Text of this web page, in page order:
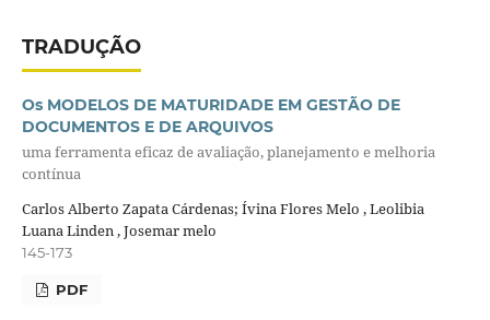
TRADUÇÃO
Os MODELOS DE MATURIDADE EM GESTÃO DE
DOCUMENTOS E DE ARQUIVOS
uma ferramenta eficaz de avaliação, planejamento e melhoria
contínua
Carlos Alberto Zapata Cárdenas; Ívina Flores Melo , Leolibia
Luana Linden , Josemar melo
145-173
PDF